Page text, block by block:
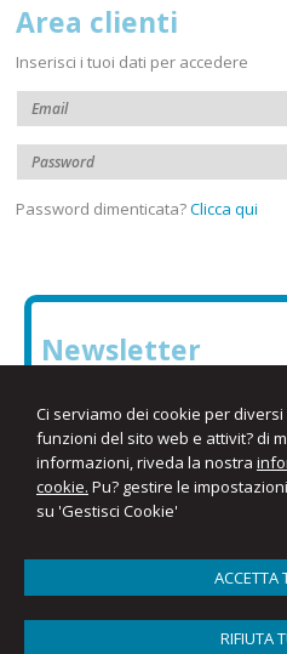
Ci serviamo dei cookie per
funzioni del sito web e attivit? di
informazioni, riveda la nostra
cookie. Pu? gestire le
su 'Gestisci Cookie'
ACCETTA
RIFIUTA
Area clienti
Inserisci i tuoi dati per accedere
Password dimenticata?Clicca qui
Newsletter
newsletter